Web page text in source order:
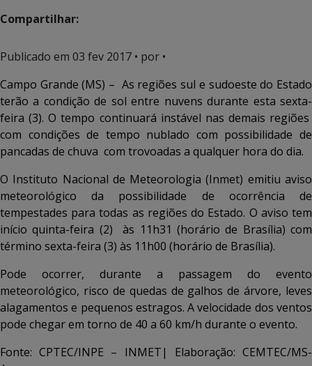
Compartilhar:
Publicado em 03 fev 2017 • por •
Campo Grande (MS) – As regiões sul e sudoeste do Estado
terão a condição de sol entre nuvens durante esta sexta-
feira (3). O tempo continuará instável nas demais regiões
com condições de tempo nublado com possibilidade de
pancadas de chuva com trovoadas a qualquer hora do dia.
O Instituto Nacional de Meteorologia (Inmet) emitiu aviso
meteorológico da possibilidade de ocorrência de
tempestades para todas as regiões do Estado. O aviso tem
início quinta-feira (2) às 11h31 (horário de Brasília) com
término sexta-feira (3) às 11h00 (horário de Brasília).
Pode ocorrer, durante a passagem do evento
meteorológico, risco de quedas de galhos de árvore, leves
alagamentos e pequenos estragos. A velocidade dos ventos
pode chegar em torno de 40 a 60 km/h durante o evento.
Fonte: CPTEC/INPE – INMET| Elaboração: CEMTEC/MS-